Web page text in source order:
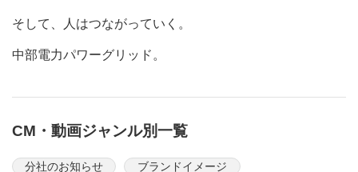
そして、人はつながっていく。
中部電力パワーグリッド。
CM・動画ジャンル別一覧
分社のお知らせ ブランドイメージ